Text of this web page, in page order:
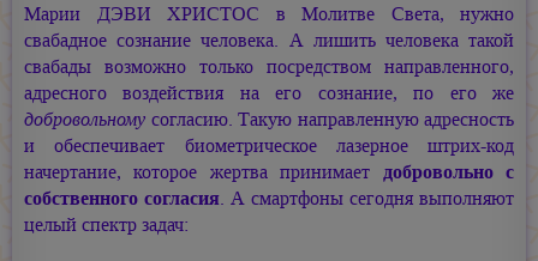
Марии ДЭВИ ХРИСТОС в Молитве Света, нужно
свабадное сознание человека. А лишить человека такой
свабады возможно только посредством направленного,
адресного воздействия на его сознание, по его же
добровольному согласию. Такую направленную адресность
и обеспечивает биометрическое лазерное штрих-код
начертание, которое жертва принимает добровольно с
собственного согласия. А смартфоны сегодня выполняют
целый спектр задач: